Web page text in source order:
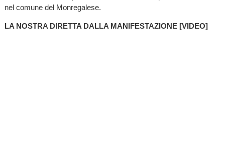
nel comune del Monregalese.
LA NOSTRA DIRETTA DALLA MANIFESTAZIONE [VIDEO]